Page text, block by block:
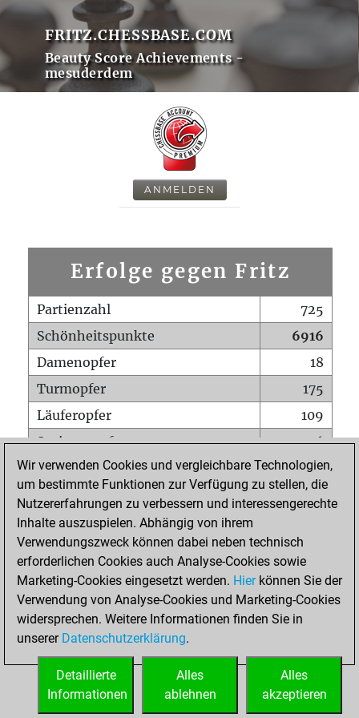
FRITZ.CHESSBASE.COM
Beauty Score Achievements -
mesuderdem
ANMELDEN
Erfolge gegen Fritz
Partienzahl
725
Schönheitspunkte
6916
Damenopfer
18
Turmopfer
175
Läuferopfer
109
Springeropfer
156
Bauernopfer
376
Matt auf vollem Brett
0
Bauer setzt Matt
Erstickte Matts
Unterverwandlungen
0
Türme auf der siebten
33
STARTSEITE
Wir verwenden Cookies und vergleichbare Technologien,
um bestimmte Funktionen zur Verfügung zu stellen, die
Nutzererfahrungen zu verbessern und interessengerechte
Inhalte auszuspielen. Abhängig von ihrem
Verwendungszweck können dabei neben technisch
erforderlichen Cookies auch Analyse-Cookies sowie
Marketing-Cookies eingesetzt werden. Hierkönnen Sie der
Verwendung von Analyse-Cookies und Marketing-Cookies
widersprechen. Weitere Informationen finden Sie in
unserer Datenschutzerklärung.
Alles
akzeptieren
Alles
ablehnen
Detaillierte
Informationen